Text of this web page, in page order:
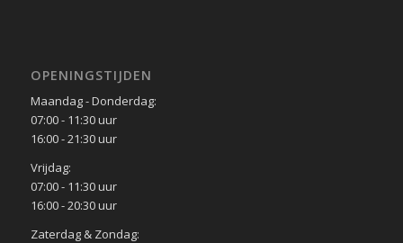
OPENINGSTIJDEN
Maandag - Donderdag:
07:00 - 11:30 uur
16:00 - 21:30 uur
Vrijdag:
07:00 - 11:30 uur
16:00 - 20:30 uur
Zaterdag & Zondag: